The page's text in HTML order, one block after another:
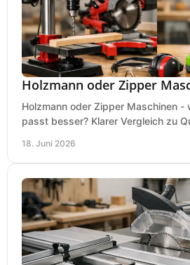
Holzmann oder Zipper
Holzmann oder Zipper Maschinen -
passt besser? Klarer Vergleich zu
18. Juni 2026